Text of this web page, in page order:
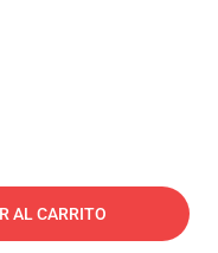
AL CARRITO